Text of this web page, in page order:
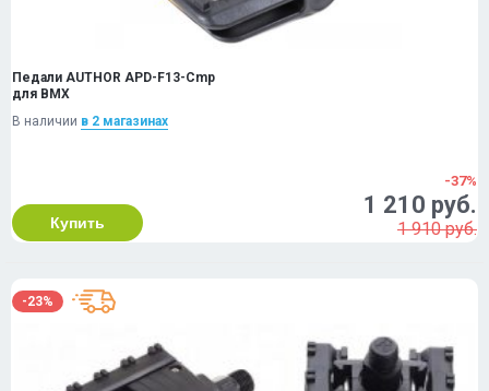
Педали AUTHOR APD-F13-Cmp
для BMX
В наличии в 2 магазинах
Купить
-37%
1 210 руб.
1 910 руб.
-23%